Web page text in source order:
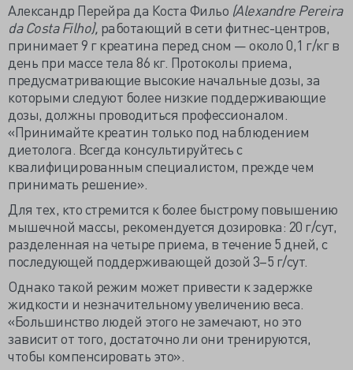
Александр Перейра да Коста Фильо (Alexandre Pereira
da Costa Filho), работающий в сети фитнес-центров,
принимает 9 г креатина перед сном — около 0,1 г/кг в
день при массе тела 86 кг. Протоколы приема,
предусматривающие высокие начальные дозы, за
которыми следуют более низкие поддерживающие
дозы, должны проводиться профессионалом.
«Принимайте креатин только под наблюдением
диетолога. Всегда консультируйтесь с
квалифицированным специалистом, прежде чем
принимать решение».
Для тех, кто стремится к более быстрому повышению
мышечной массы, рекомендуется дозировка: 20 г/сут,
разделенная на четыре приема, в течение 5 дней, с
последующей поддерживающей дозой 3–5 г/сут.
Однако такой режим может привести к задержке
жидкости и незначительному увеличению веса.
«Большинство людей этого не замечают, но это
зависит от того, достаточно ли они тренируются,
чтобы компенсировать это».